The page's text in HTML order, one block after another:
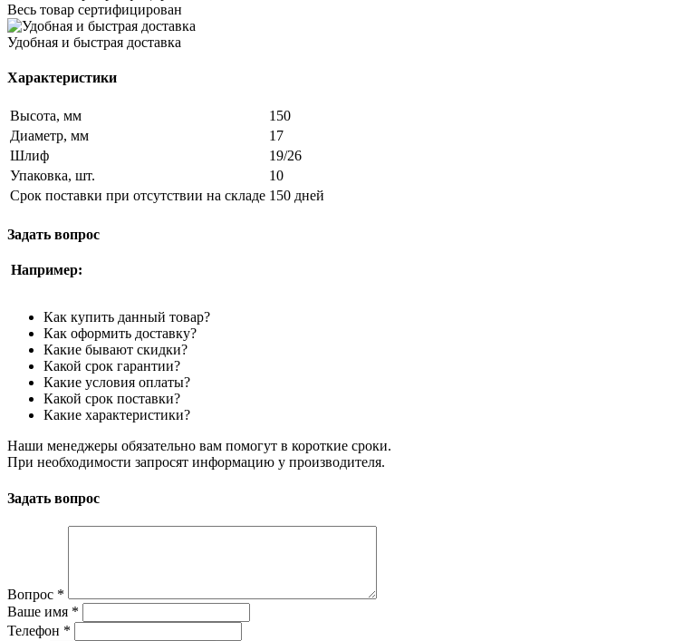
Весь товар сертифицирован
Удобная и быстрая доставка
Характеристики
Высота, мм
150
Диаметр, мм
17
Шлиф
19/26
Упаковка, шт.
10
Срок поставки при отсутствии на складе 150 дней
Задать вопрос
Например:
Как купить данный товар?
Как оформить доставку?
Какие бывают скидки?
Какой срок гарантии?
Какие условия оплаты?
Какой срок поставки?
Какие характеристики?
Наши менеджеры обязательно вам помогут в короткие сроки.
При необходимости запросят информацию у производителя.
Задать вопрос
Вопрос *
Ваше имя *
Телефон *